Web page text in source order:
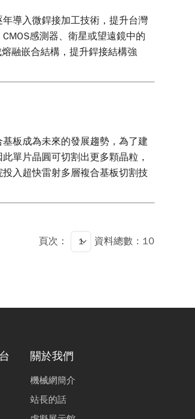
導入微銲接加工技術，提升台灣
感測器、衛星或望遠鏡中的
融嵌合結構，提升銲接結構強
板成為未來的發展趨勢，為了建
單片晶圓可切割出更多顆晶粒，
入超快雷射多層複合基板切割技
頁次： 資料總數：10
關於我們
機械網簡介
站長的話